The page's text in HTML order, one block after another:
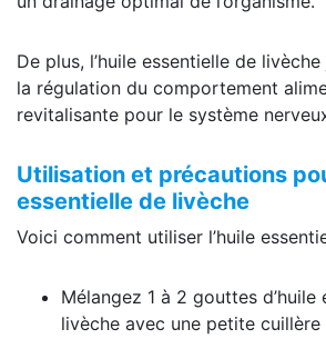
De plus, l’huile essentielle de
la régulation du comportement
revitalisante pour le système
Utilisation et précautions
essentielle de livèche
Voici comment utiliser l’huile
Mélangez 1 à 2 gouttes d’huile
livèche avec une petite cuillère